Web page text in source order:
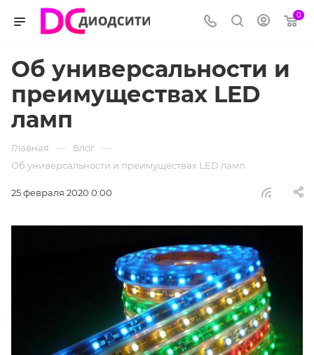
0
Об универсальности и
преимуществах LED
ламп
Главная — Блог —
Об универсальности и преимуществах LED ламп
25 февраля 2020 0:00